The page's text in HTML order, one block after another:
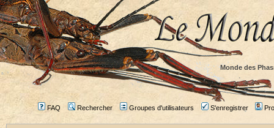
Monde des
FAQ Rechercher Groupes d'utilisateurs S'enregistrer